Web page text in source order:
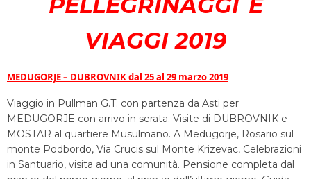
PELLEGRINAGGI E
VIAGGI 2019
MEDUGORJE – DUBROVNIK dal 25 al 29 marzo 2019
Viaggio in Pullman G.T. con partenza da Asti per
MEDUGORJE con arrivo in serata. Visite di DUBROVNIK e
MOSTAR al quartiere Musulmano. A Medugorje, Rosario sul
monte Podbordo, Via Crucis sul Monte Krizevac, Celebrazioni
in Santuario, visita ad una comunità. Pensione completa dal